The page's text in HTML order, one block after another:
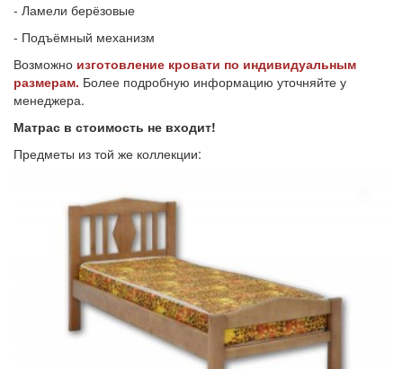
- Ламели берёзовые
- Подъёмный механизм
Возможно изготовление кровати по индивидуальным
размерам. Более подробную информацию уточняйте у
менеджера.
Матрас в стоимость не входит!
Предметы из той же коллекции: